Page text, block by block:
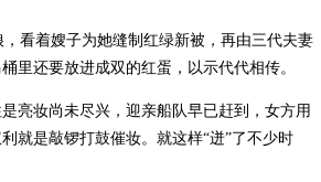
看着嫂子为她缝制红绿新被，再由三代夫妻
里还要放进成双的红蛋，以示代代相传。
亮妆尚未尽兴，迎亲船队早已赶到，女方用
就是敲锣打鼓催妆。就这样“迸”了不少时